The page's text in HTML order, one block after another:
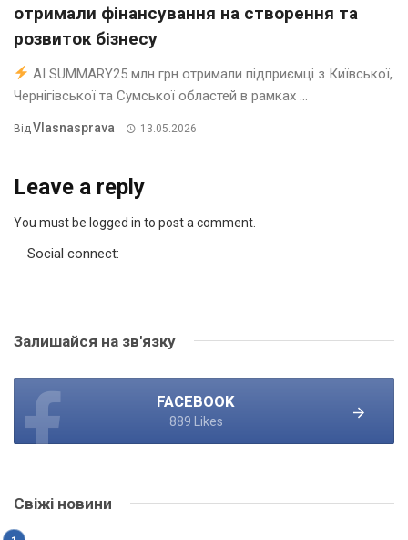
отримали фінансування на створення та
розвиток бізнесу
AI SUMMARY25 млн грн отримали підприємці з Київської,
Чернігівської та Сумської областей в рамках ...
ВідVlasnasprava 13.05.2026
Leave a reply
You must be logged in to post a comment.
Social connect:
Залишайся на зв'язку
FACEBOOK
889 Likes
Свіжі новини